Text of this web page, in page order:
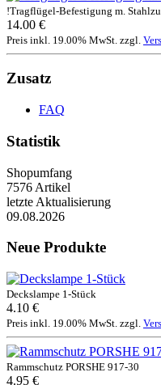
!Tragflügel-Befestigung m.
14.00 €
Preis inkl. 19.00% MwSt. zzgl.
Zusatz
FAQ
Statistik
Shopumfang
7576 Artikel
letzte Aktualisierung
09.08.2026
Neue Produkte
Deckslampe 1-Stück
4.10 €
Preis inkl. 19.00% MwSt. zzgl.
Rammschutz PORSHE 917-30
4.95 €